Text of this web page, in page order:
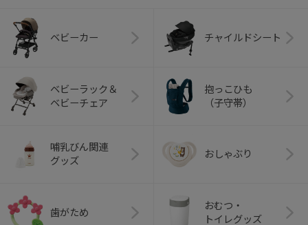
ベビーカー チャイルドシート
ベビーラック＆
ベビーチェア
抱っこひも
（子守帯）
哺乳びん関連
グッズ
おしゃぶり
歯がため
おむつ・
トイレグッズ